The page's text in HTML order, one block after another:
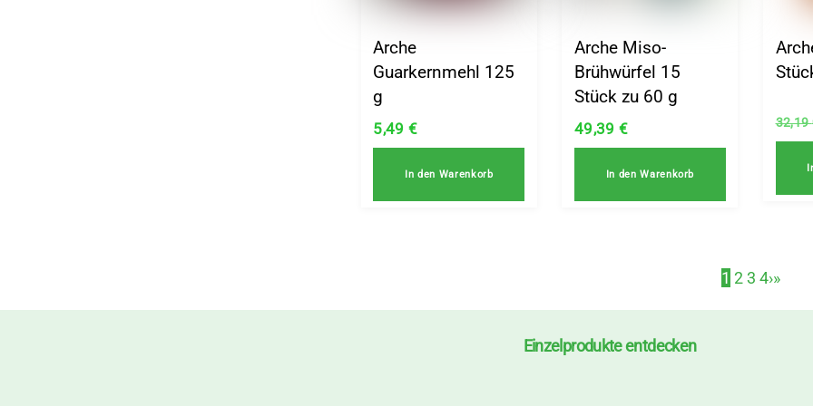
Arche
Guarkernmehl 125
g
5,49€
In den Warenkorb
Arche Miso-
Brühwürfel 15
Stück zu 60 g
49,39 €
In den Warenkorb
32,19
1 2 3 4›»
Einzelprodukte entdecken